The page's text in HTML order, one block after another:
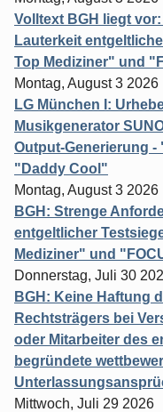
Volltext BGH liegt
Lauterkeit
Top Mediziner" und
Montag, August 3 2026
LG München I:
Musikgenerator
Output-Generierung
"Daddy Cool"
Montag, August 3 2026
BGH: Strenge
entgeltlicher
Mediziner" und
Donnerstag, Juli 30
BGH: Keine Haftung
Rechtsträgers bei
oder Mitarbeiter des
begründete
Mittwoch, Juli 29 2026